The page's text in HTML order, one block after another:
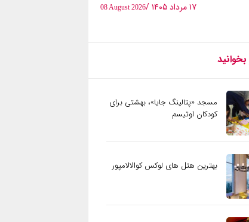
۱۷ مرداد ۱۴۰۵ /
08 August 2026
بخوانید
مسجد «پتالینگ جایا»، بهشتی برای
کودکان اوتیسم
بهترین هتل های لوکس کوالالامپور